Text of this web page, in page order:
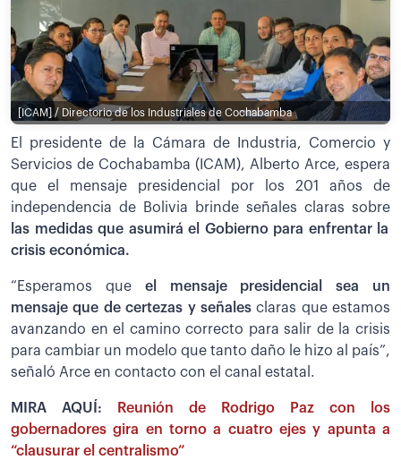
[ICAM] / Directorio de los Industriales de Cochabamba
El presidente de la Cámara de Industria, Comercio y
Servicios de Cochabamba (ICAM), Alberto Arce, espera
que el mensaje presidencial por los 201 años de
independencia de Bolivia brinde señales claras sobre
las medidas que asumirá el Gobierno para enfrentar la
crisis económica.
“Esperamos queel mensaje presidencial sea un
mensaje que de certezas y señalesclaras que estamos
avanzando en el camino correcto para salir de la crisis
para cambiar un modelo que tanto daño le hizo al país”,
señaló Arce en contacto con el canal estatal.
MIRA AQUÍ:
Reunión de Rodrigo Paz con los
gobernadores gira en torno a cuatro ejes y apunta a
“clausurar el centralismo”